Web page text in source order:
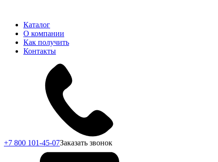
Каталог
О компании
Как получить
Контакты
+7 800 101-45-07Заказать звонок